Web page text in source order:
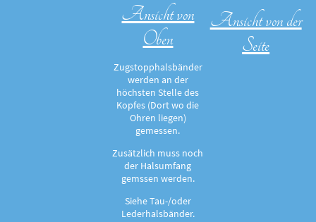
Ansicht von
Oben
Zugstopphalsbänder
werden an der
höchsten Stelle des
Kopfes (Dort wo die
Ohren liegen)
gemessen.
Zusätzlich muss noch
der Halsumfang
gemssen werden.
Siehe Tau-/oder
Lederhalsbänder.
Ansicht von der
Seite